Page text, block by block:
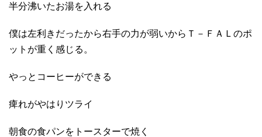
半分沸いたお湯を入れる
僕は左利きだったから右手の力が弱いからＴ－ＦＡＬのポ
ットが重く感じる。
やっとコーヒーができる
痺れがやはりツライ
朝食の食パンをトースターで焼く